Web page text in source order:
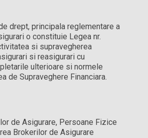
drept, principala reglementare a
o constituie Legea nr.
si supravegherea
si reasigurari cu
ulterioare si normele
de Supraveghere Financiara.
de Asigurare, Persoane Fizice
Brokerilor de Asigurare